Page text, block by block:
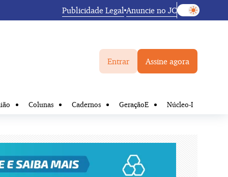
Publicidade Legal Anuncie no JC
Entrar Assine agora
Colunas Cadernos GeraçãoE Núcleo-I